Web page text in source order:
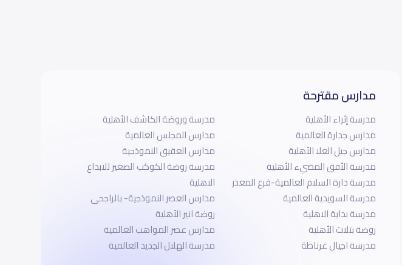
مدارس مقترحة
مدرسة إثراء الأهلية
مدارس جدارة العالمية
مدارس جيل العلا الأهلية
مدرسة الأفق المضيء الأهلية
مدرسة دارة السلام العالمية-فرع المعذر
مدرسة السويدية العالمية
مدرسة بداية الاهلية
روضة بتلات الأهلية
مدرسة اجيال غرناطة
مدرسة وروضة الكاشف الأهلية
مدارس المجلس العالمية
مدارس العقيق النموذجية
مدرسة روضة الكوكب الصغير للابداع
الاهلية
مدارس العصر النموذجية- بالراجحى
روضة انير الأهلية
مدارس عصر المواهب العالمية
مدرسة الهلال الجديد العالمية